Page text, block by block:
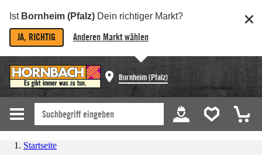
Ist Bornheim (Pfalz) Dein richtiger Markt?
JA, RICHTIG Anderen Markt wählen
Bornheim (Pfalz)
Startseite